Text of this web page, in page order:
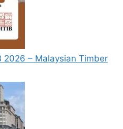
permohonan sila
register
yang diminta
tepat.
hanya pemohon yang
dipanggil ke
dan
anda yang telah
yang tidak
jawapan selepas
2026 – Malaysian Timber